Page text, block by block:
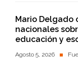
Mario Delgado
nacionales
educación y
Agosto 5, 2026